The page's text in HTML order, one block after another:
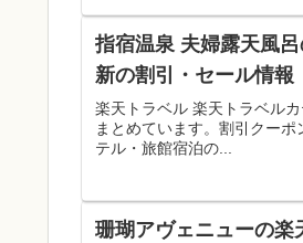
指宿温泉 夫婦露天風
新の割引・セール情報
楽天トラベル 楽天トラベル
まとめています。割引クー
テル・旅館宿泊の...
珊瑚アヴェニューの楽